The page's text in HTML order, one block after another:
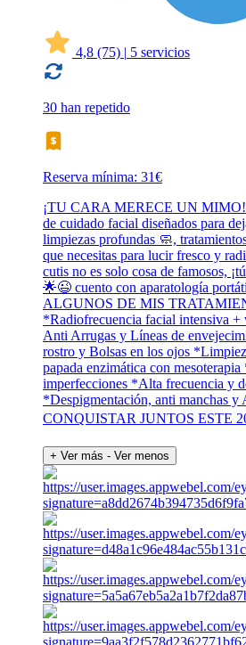
4,8 (75) | 5 servicios
30 han repetido
Reserva mínima: 31€
¡TU CARA MERECE UN MIMO!
de cuidado facial diseñados para
limpiezas profundas 🧼,
que necesitas para lucir fresco y
cutis no es solo cosa de famosos,
🌟😉 cuento con aparatología
ALGUNOS DE MIS
*Radiofrecuencia facial intensiva
Anti Arrugas y Líneas de
rostro y Bolsas en los ojos
papada enzimática con
imperfecciones *Alta frecuencia y
*Despigmentación, anti manchas y
CONQUISTAR JUNTOS ESTE
+ Ver más - Ver menos